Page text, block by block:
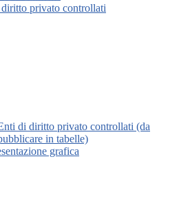
privato controllati
di diritto privato controllati (da
in tabelle)
grafica